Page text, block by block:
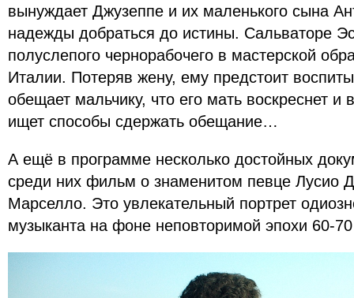
вынуждает Джузеппе и их маленького сына
надежды добраться до истины. Сальваторе
полуслепого чернорабочего в мастерской
Италии. Потеряв жену, ему предстоит
обещает мальчику, что его мать воскреснет и
ищет способы сдержать обещание…
А ещё в программе несколько достойных
среди них фильм о знаменитом певце Лусио
Марселло. Это увлекательный портрет
музыканта на фоне неповторимой эпохи 60-